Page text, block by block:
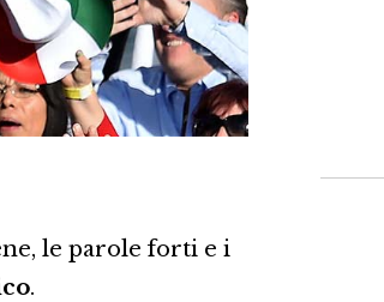
le parole forti e i
.